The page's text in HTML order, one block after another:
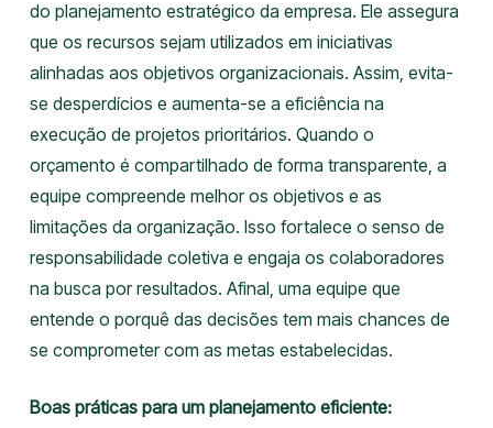
do planejamento estratégico da empresa. Ele assegura
que os recursos sejam utilizados em iniciativas
alinhadas aos objetivos organizacionais. Assim, evita-
se desperdícios e aumenta-se a eficiência na
execução de projetos prioritários. Quando o
orçamento é compartilhado de forma transparente, a
equipe compreende melhor os objetivos e as
limitações da organização. Isso fortalece o senso de
responsabilidade coletiva e engaja os colaboradores
na busca por resultados. Afinal, uma equipe que
entende o porquê das decisões tem mais chances de
se comprometer com as metas estabelecidas.
Boas práticas para um planejamento eficiente: